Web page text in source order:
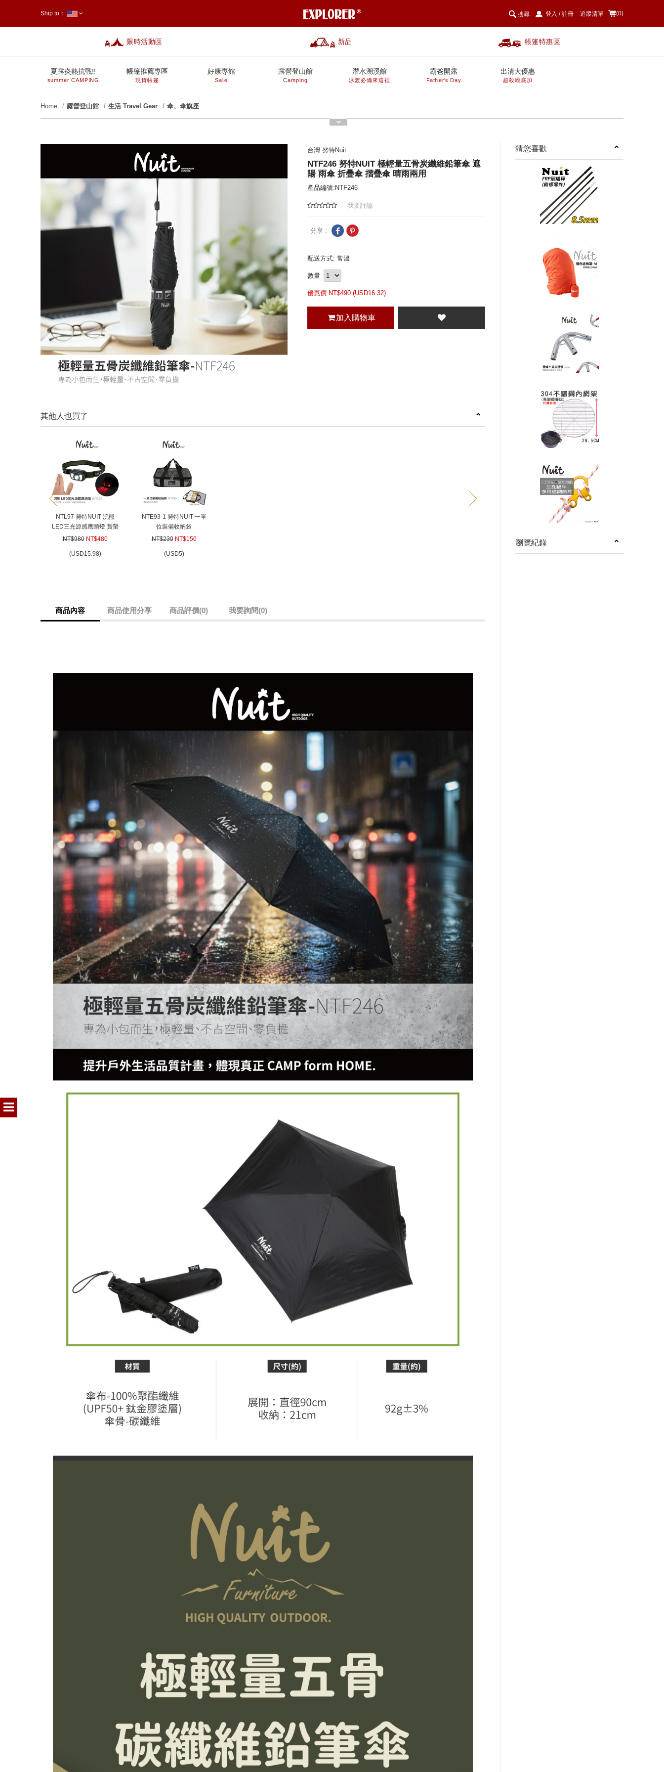
(0)
登入 / 註冊 追蹤清單
限時活動區 新品 帳篷特惠區
Ship to： 搜尋
夏露炎熱抗戰!!
summer CAMPING
帳篷推薦專區
現貨帳篷
好康專館
Sale
露營登山館
Camping
潛水溯溪館
泳渡必備來這裡
霸爸開露
Father's Day
出清大優惠
超殺巄底加
Home 露營登山館 生活 Travel Gear 傘、傘旗座
prev
台灣 努特Nuit
NTF246 努特NUIT 極輕量五骨炭纖維鉛筆傘 遮
陽 雨傘 折疊傘 摺疊傘 晴雨兩用
產品編號:NTF246
我要評論
分享 :
配送方式: 常溫
數量
優惠價 NT$490 (USD16.32)
加入購物車
其他人也買了
NTL97 努特NUIT 浣熊
LED三光源感應頭燈 賞螢
螢火蟲季必備 揮手感應 多
燈 LED頭燈 登山 露營 釣
NT$980 NT$480
(USD15.98)
NTE93-1 努特NUIT 一單
位裝備收納袋
25x36xH10cm 1單位收納
網布收納袋
NT$230 NT$150
(USD5)
prev next
商品內容 商品使用分享 商品評價(0) 我要詢問(0)
猜您喜歡
瀏覽紀錄